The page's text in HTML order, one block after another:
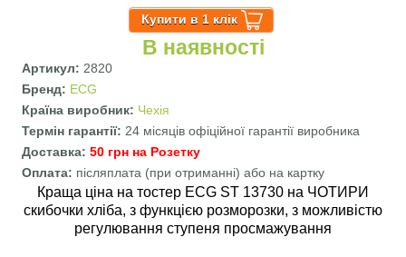
В наявності
Артикул:2820
Бренд: ECG
Країна виробник: Чехія
Термін гарантії:24 місяців офіційної гарантії виробника
Доставка:50 грн на Розетку
Оплата: післяплата (при отриманні) або на картку
Краща ціна на тостер ECG ST 13730 на ЧОТИРИ
скибочки хліба, з функцією розморозки, з можливістю
регулювання ступеня просмажування